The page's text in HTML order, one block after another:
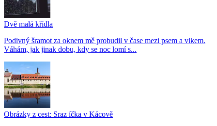
Dvě malá křídla
Podivný šramot za oknem mě probudil v čase mezi psem a vlkem.
Váhám, jak jinak dobu, kdy se noc lomí s...
Obrázky z cest: Sraz íčka v Kácově